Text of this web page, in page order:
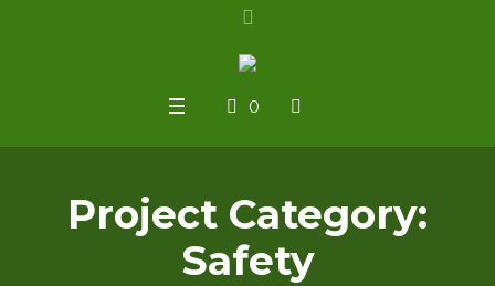
0
Project Category:
Safety